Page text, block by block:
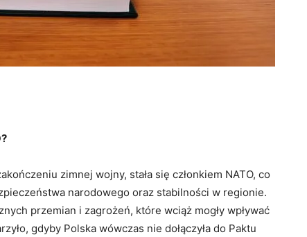
⁣zimnej wojny, ⁢stała się członkiem NATO,‌ co
narodowego oraz stabilności w regionie.​
przemian i zagrożeń, które wciąż mogły wpływać
gdyby Polska wówczas nie dołączyła ⁣do Paktu